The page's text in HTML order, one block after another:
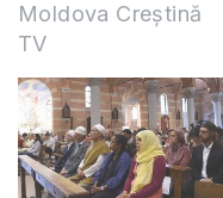
Moldova Creștină
TV